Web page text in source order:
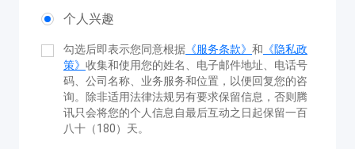
个人兴趣
勾选后即表示您同意根据 《服务条款》 和 《隐私政
策》 收集和使用您的姓名、电子邮件地址、电话号
码、公司名称、业务服务和位置，以便回复您的咨
询。除非适用法律法规另有要求保留信息，否则腾
讯只会将您的个人信息自最后互动之日起保留一百
八十（180）天。